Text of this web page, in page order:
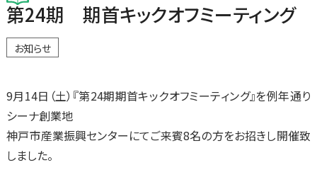
第24期 期首キックオフミーティング
お知らせ
9月14日（土）『第24期期首キックオフミーティング』を例年通り
シーナ創業地
神戸市産業振興センターにてご来賓8名の方をお招きし開催致
しました。